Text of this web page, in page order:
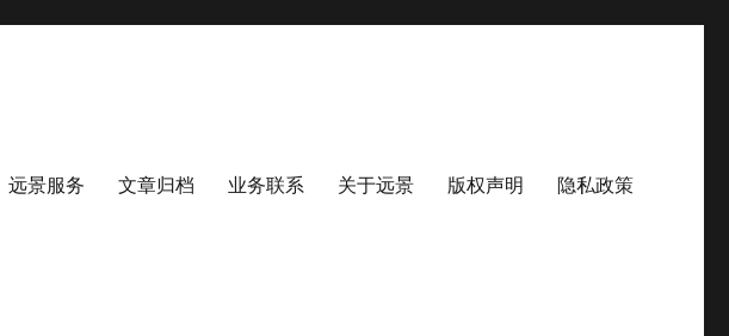
远景服务 文章归档 业务联系 关于远景 版权声明 隐私政策